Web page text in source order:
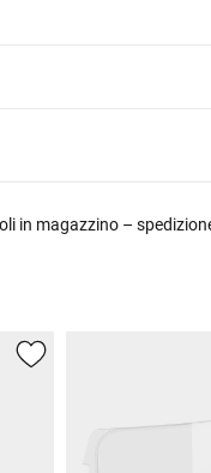
in magazzino –